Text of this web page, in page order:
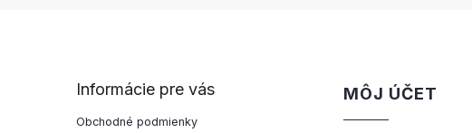
Informácie pre vás
Obchodné podmienky
MÔJ ÚČET